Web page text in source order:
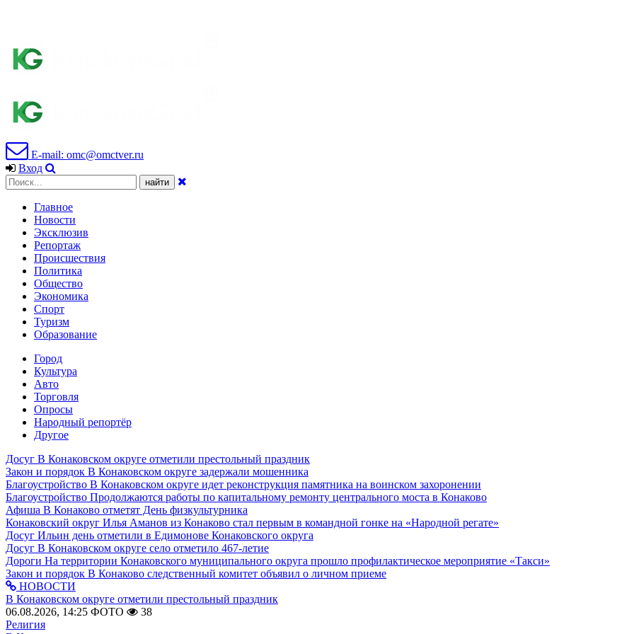
E-mail: omc@omctver.ru
Вход
Главное
Новости
Эксклюзив
Репортаж
Происшествия
Политика
Общество
Экономика
Спорт
Туризм
Образование
Город
Культура
Авто
Торговля
Опросы
Народный репортёр
Другое
Досуг В Конаковском округе отметили престольный праздник
Закон и порядок В Конаковском округе задержали мошенника
Благоустройство В Конаковском округе идет реконструкция памятника на воинском захоронении
Благоустройство Продолжаются работы по капитальному ремонту центрального моста в Конаково
Афиша В Конаково отметят День физкультурника
Конаковский округ Илья Аманов из Конаково стал первым в командной гонке на «Народной регате»
Досуг Ильин день отметили в Едимонове Конаковского округа
Досуг В Конаковском округе село отметило 467-летие
Дороги На территории Конаковского муниципального округа прошло профилактическое мероприятие «Такси»
Закон и порядок В Конаково следственный комитет объявил о личном приеме
НОВОСТИ
В Конаковском округе отметили престольный праздник
06.08.2026, 14:25 ФОТО
38
Религия